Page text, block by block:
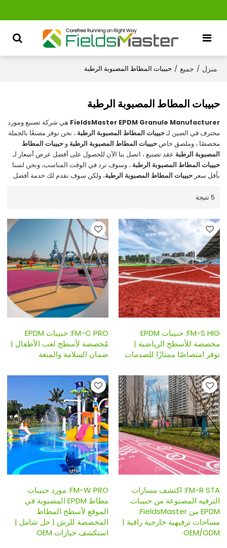
منزل / جميع / حبيبات المطاط المصبوبة الرطبة
حبيبات المطاط المصبوبة الرطبة
FieldsMaster EPDM Granule Manufacturer هي شركة تصنيع ومورد
محترف في الصين لـحبيبات المطاط المصبوبة الرطبة ، نحن نوفر مصنعًا بالجملة
مخصصًا ، وملصق خاصحبيبات المطاط المصبوبة الرطبة وحبيبات المطاط
المصبوبة الرطبة عقد تصنيع ، اتصل بنا الآن للحصول على أفضل عرض أسعار لـ
حبيبات المطاط المصبوبة الرطبة ، وسوف نرد في الوقت المناسب، ونحن لسنا
بأقل سعرحبيبات المطاط المصبوبة الرطبة، ولكن سوف نقدم لك خدمة أفضل.
5 نتيجة
FM-S HIG: حبيبات EPDM
مخصصة للأسطح الرياضية |
توفر امتصاصًا ممتازًا للصدمات
FM-C PRO: حبيبات EPDM
مُخصصة لأسطح لعب الأطفال |
ضمان السلامة والمتعة
FM-R STA: اكتشف مسارات
الترفيه المصنوعة من حبيبات
EPDM من FieldsMaster:
مساحات ترفيهية خارجية راقية |
OEM/ODM
FM-W PRO: مورد حبيبات
مطاط EPDM المصبوبة في
الموقع لأسطح المطاط
المخصصة للرش | حل شامل |
استكشف خيارات OEM